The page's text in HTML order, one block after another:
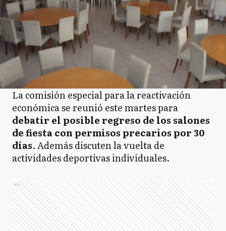
La comisión especial para la reactivación
económica se reunió este martes para
debatir el posible regreso de los salones
de fiesta con permisos precarios por 30
días. Además discuten la vuelta de
actividades deportivas individuales.
Ads